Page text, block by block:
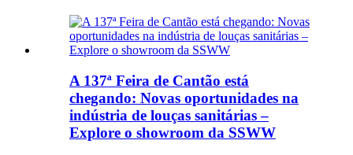
A 137ª Feira de Cantão está
chegando: Novas oportunidades na
indústria de louças sanitárias –
Explore o showroom da SSWW